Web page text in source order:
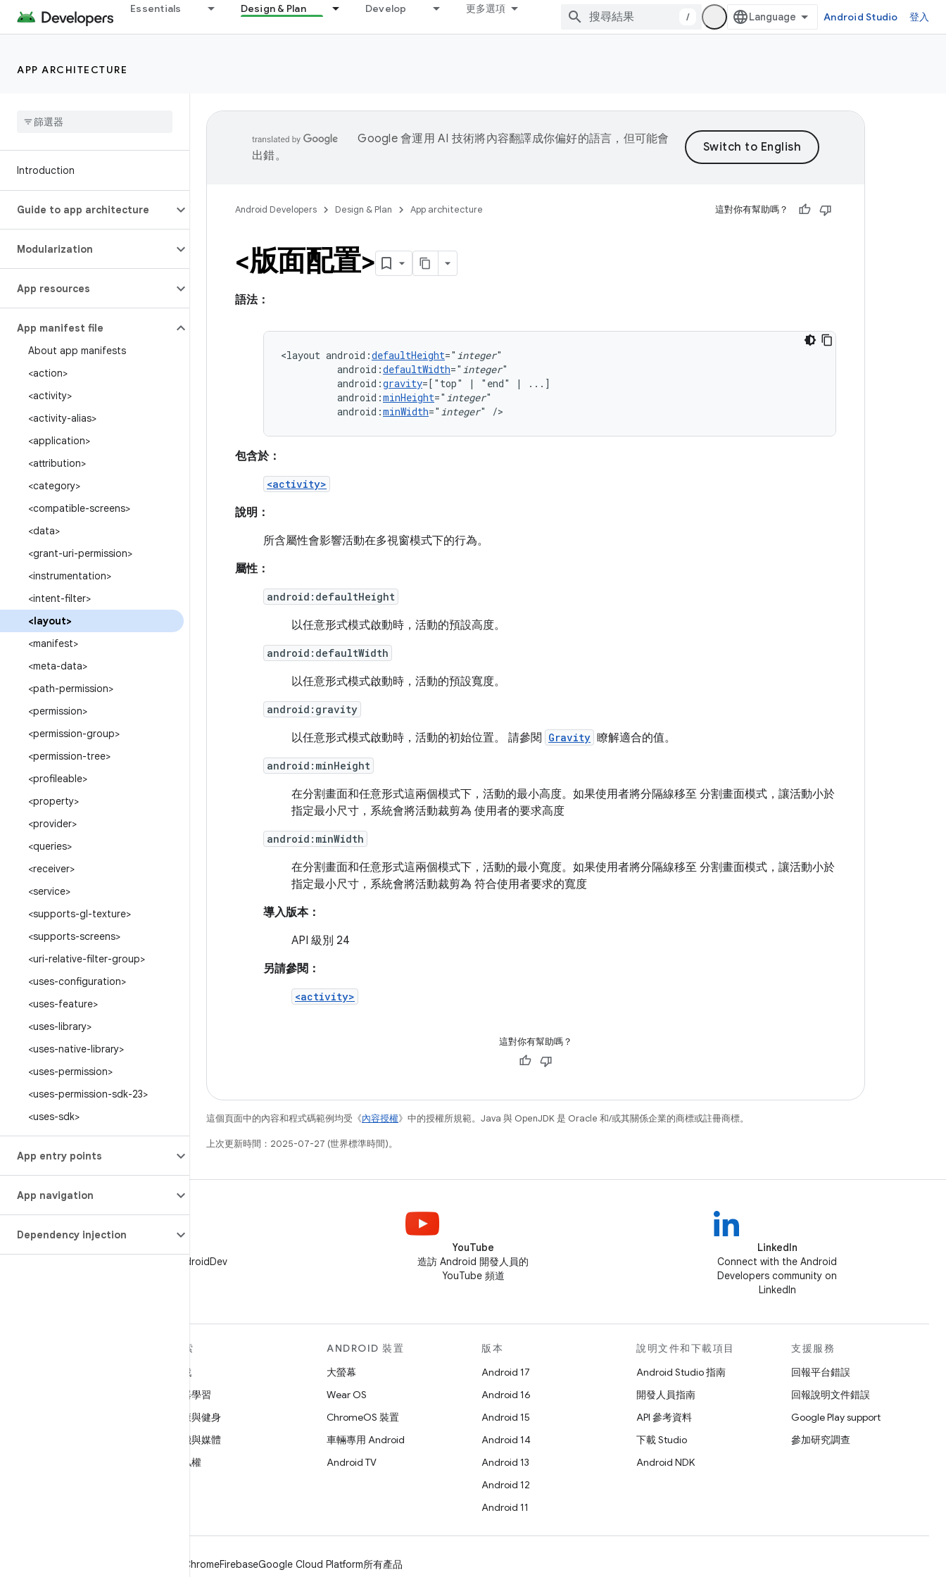
Essentials Design & Plan Develop 更多選項
/ Android Studio 登入
APP ARCHITECTURE
Introduction
Guide to app architecture
Modularization
App resources
App manifest file
About app manifests
<action>
<activity>
<activity-alias>
<application>
<attribution>
<category>
<compatible-screens>
<data>
<grant-uri-permission>
<instrumentation>
<intent-filter>
<layout>
<manifest>
<meta-data>
<path-permission>
<permission>
<permission-group>
<permission-tree>
<profileable>
<property>
<provider>
<queries>
<receiver>
<service>
<supports-gl-texture>
<supports-screens>
<uri-relative-filter-group>
<uses-configuration>
<uses-feature>
<uses-library>
<uses-native-library>
<uses-permission>
<uses-permission-sdk-23>
<uses-sdk>
App entry points
App navigation
Dependency injection
Google 會運用 AI 技術將內容翻譯成你偏好的語言，但可能會
出錯。
Android Developers Design & Plan App architecture 這對你有幫助嗎？
<版面配置>
語法：
<layout android:defaultHeight=" integer
android:defaultWidth=" integer
android:gravity=["top" | "end" |
android:minHeight=" integer
android:minWidth=" integer" />
包含於：
<activity>
說明：
所含屬性會影響活動在多視窗模式下的行為。
屬性：
android:defaultHeight
以任意形式模式啟動時，活動的預設高度。
android:defaultWidth
以任意形式模式啟動時，活動的預設寬度。
android:gravity
以任意形式模式啟動時，活動的初始位置。 請參閱 Gravity 瞭解適合的值。
android:minHeight
在分割畫面和任意形式這兩個模式下，活動的最小高度。如果使用者將分隔線移至 分割畫面模式，讓活動小於
指定最小尺寸，系統會將活動裁剪為 使用者的要求高度
android:minWidth
在分割畫面和任意形式這兩個模式下，活動的最小寬度。如果使用者將分隔線移至 分割畫面模式，讓活動小於
指定最小尺寸，系統會將活動裁剪為 符合使用者要求的寬度
導入版本：
API 級別 24
另請參閱：
<activity>
這對你有幫助嗎？
這個頁面中的內容和程式碼範例均受《內容授權》中的授權所規範。Java 與 OpenJDK 是 Oracle 和/或其關係企業的商標或註冊商標。
上次更新時間：2025-07-27 (世界標準時間)。
在 X 中追蹤 @AndroidDev
YouTube
造訪 Android 開發人員的
YouTube 頻道
LinkedIn
Connect with the Android
Developers community on
LinkedIn
探索
遊戲
機器學習
健康與健身
相機與媒體
隱私權
ANDROID 裝置
大螢幕
Wear OS
ChromeOS 裝置
車輛專用 Android
Android TV
版本
Android 17
Android 16
Android 15
Android 14
Android 13
Android 12
Android 11
說明文件和下載項目
Android Studio 指南
開發人員指南
API 參考資料
下載 Studio
Android NDK
支援服務
回報平台錯誤
回報說明文件錯誤
Google Play support
參加研究調查
ChromeFirebaseGoogle Cloud Platform所有產品